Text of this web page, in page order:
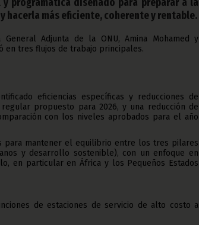
hacerla más eficiente, coherente y rentable.
Adjunta de la ONU, Amina Mohamed y
en tres flujos de trabajo principales.
eficiencias específicas y reducciones de
propuesto para 2026, y una reducción de
con los niveles aprobados para el año
para mantener el equilibrio entre los tres pilares
y desarrollo sostenible), con un enfoque en
en particular en África y los Pequeños Estados
de estaciones de servicio de alto costo a